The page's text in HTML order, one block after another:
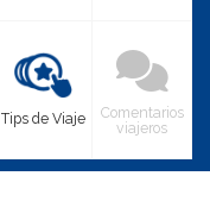
Tips de Viaje
Comentarios
viajeros